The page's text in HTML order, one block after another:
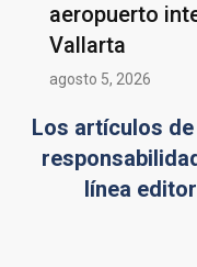
aeropuerto
Vallarta
agosto 5, 2026
Los artículos
línea